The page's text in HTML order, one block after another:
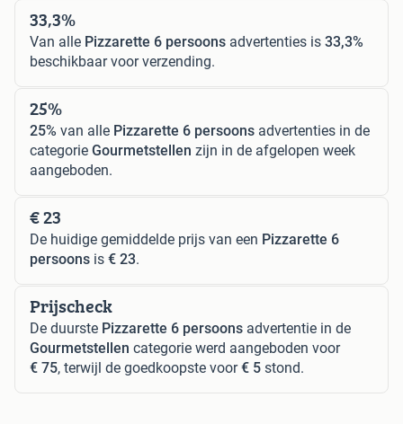
33,3%
Van alle Pizzarette 6 persoons advertenties is 33,3%
beschikbaar voor verzending.
25%
25% van alle Pizzarette 6 persoons advertenties in de
categorie Gourmetstellen zijn in de afgelopen week
aangeboden.
€ 23
De huidige gemiddelde prijs van een Pizzarette 6
persoons is € 23.
Prijscheck
De duurste Pizzarette 6 persoons advertentie in de
Gourmetstellen categorie werd aangeboden voor
€ 75, terwijl de goedkoopste voor€ 5 stond.